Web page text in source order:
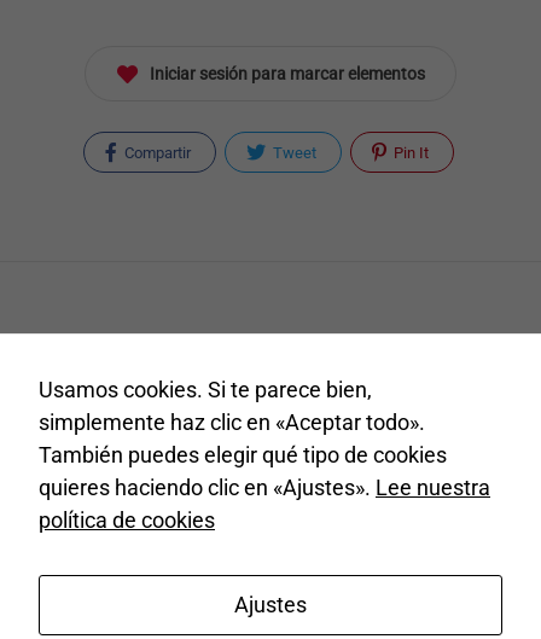
Iniciar sesión para marcar elementos
Compartir Tweet Pin It
¿Tienes una empresa en Tijarafe y quieres
aparecer en nuestro portal?
Contacta con nosotros encomercio@tijarafe.com
Usamos cookies. Si te parece bien,
simplemente haz clic en «Aceptar todo».
También puedes elegir qué tipo de cookies
quieres haciendo clic en «Ajustes». Lee nuestra
política de cookies
Ajustes
funcione la
Estadísticas
de la web, en
se usa la
Experiencia